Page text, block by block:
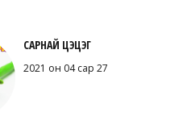
САРНАЙ ЦЭЦЭГ
2021 он 04 сар 27